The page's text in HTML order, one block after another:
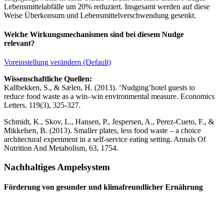
Lebensmittelabfälle um 20% reduziert. Insgesamt werden auf diese
Weise Überkonsum und Lebensmittelverschwendung gesenkt.
Welche Wirkungsmechanismen sind bei diesem Nudge
relevant?
Voreinstellung verändern (Default)
Wissenschaftliche Quellen:
Kallbekken, S., & Sælen, H. (2013). ‘Nudging’hotel guests to
reduce food waste as a win–win environmental measure. Economics
Letters, 119(3), 325-327.
Schmidt, K., Skov, L., Hansen, P., Jespersen, A., Perez-Cueto, F., &
Mikkelsen, B. (2013). Smaller plates, less food waste – a choice
architectural experiment in a self-service eating setting. Annals Of
Nutrition And Metabolism, 63, 1754.
Nachhaltiges Ampelsystem
Förderung von gesunder und klimafreundlicher Ernährung